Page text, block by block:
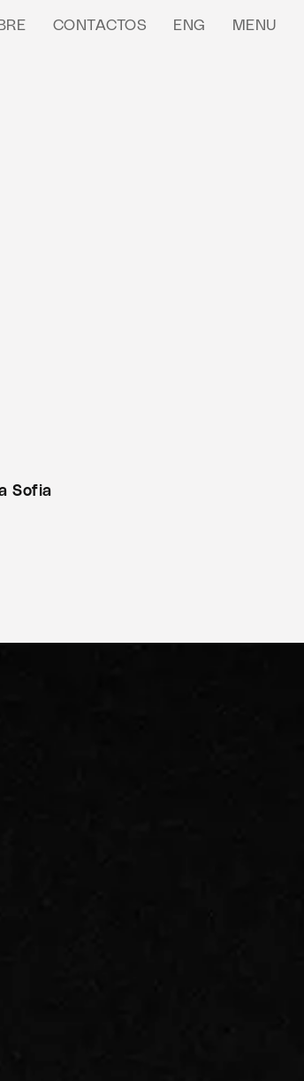
CONTACTOS ENG MENU
Sofia